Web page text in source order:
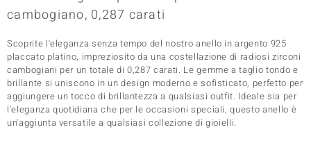
cambogiano, 0,287 carati
Scoprite l'eleganza senza tempo del nostro anello in argento 925
placcato platino, impreziosito da una costellazione di radiosi zirconi
cambogiani per un totale di 0,287 carati. Le gemme a taglio tondo e
brillante si uniscono in un design moderno e sofisticato, perfetto per
aggiungere un tocco di brillantezza a qualsiasi outfit. Ideale sia per
l'eleganza quotidiana che per le occasioni speciali, questo anello è
un'aggiunta versatile a qualsiasi collezione di gioielli.